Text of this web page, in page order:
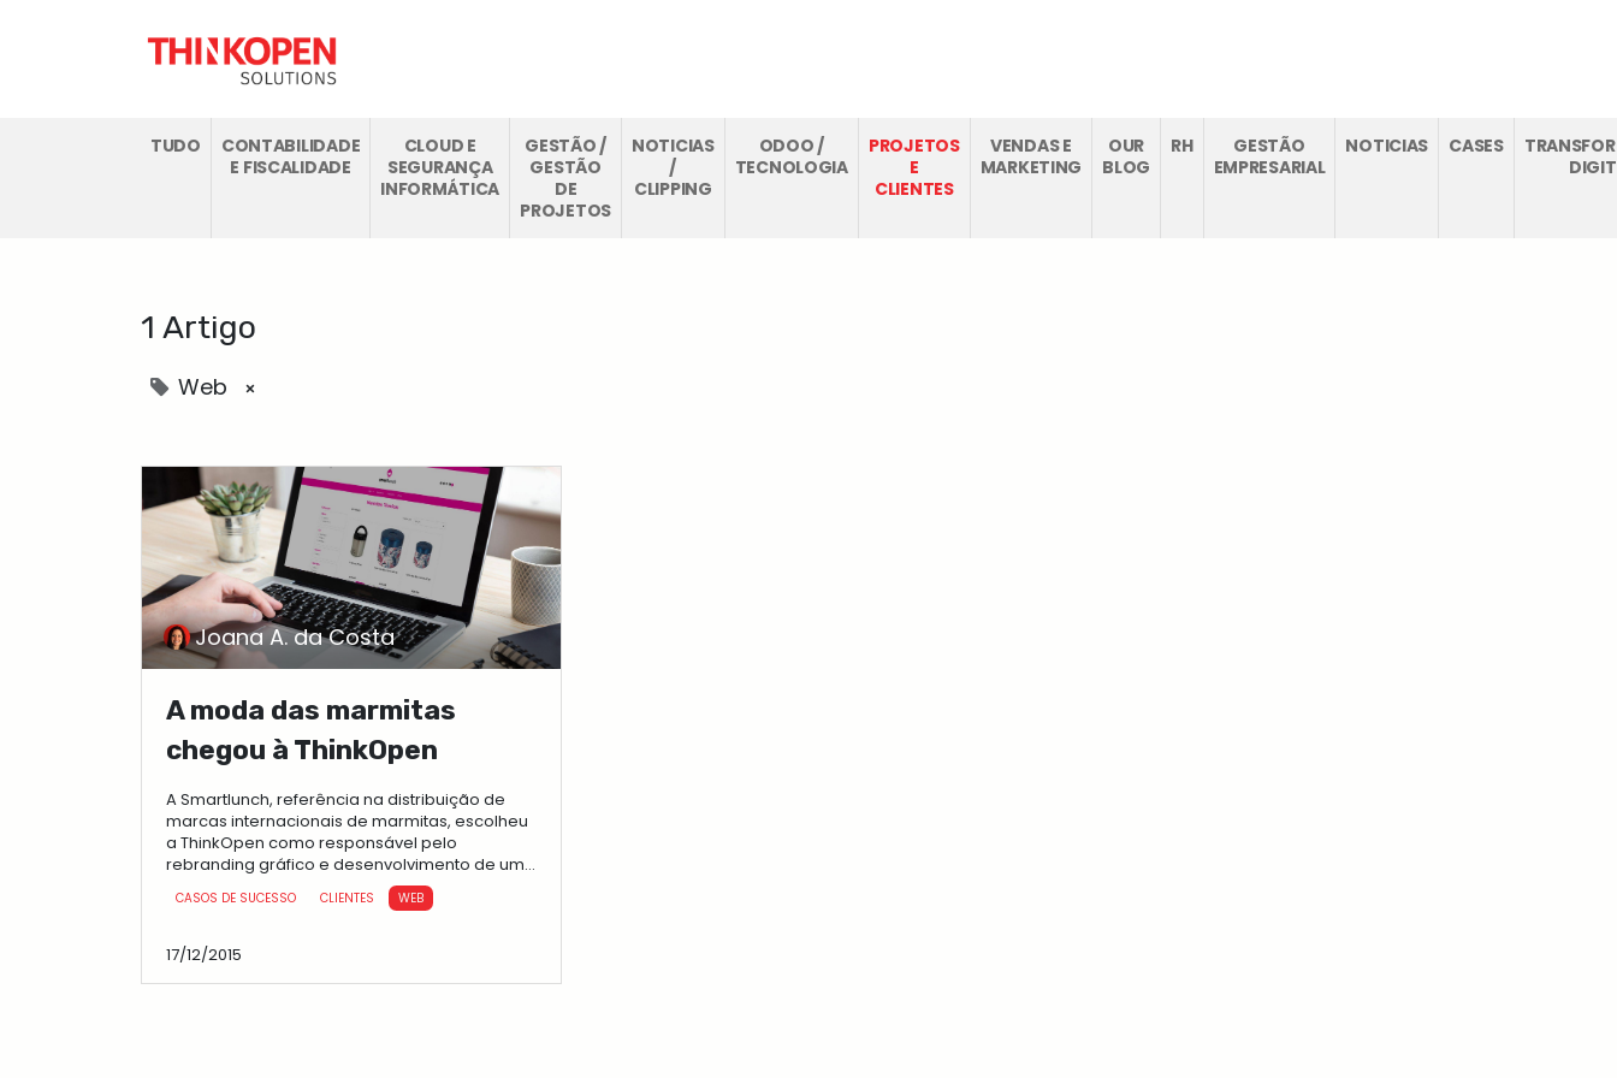
TUDO
CONTABILIDADE
E FISCALIDADE
CLOUD E
SEGURANÇA
INFORMÁTICA
GESTÃO /
GESTÃO
DE
PROJETOS
NOTICIAS
/
CLIPPING
ODOO /
TECNOLOGIA
PROJETOS
E
CLIENTES
VENDAS E
MARKETING
OUR
BLOG
RH
GESTÃO
EMPRESARIAL
NOTICIAS CASES
1 Artigo
Web ×
Joana A. da Costa
A moda das marmitas
chegou à ThinkOpen
A Smartlunch, referência na distribuição de
marcas internacionais de marmitas, escolheu
a ThinkOpen como responsável pelo
rebranding gráfico e desenvolvimento de um
novo website . Lançado no inicio do...
CASOS DE SUCESSO CLIENTES WEB
17/12/2015